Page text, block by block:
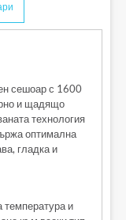
сешоар с 1600
и щадящо
технология
оптимална
гладка и
температура и